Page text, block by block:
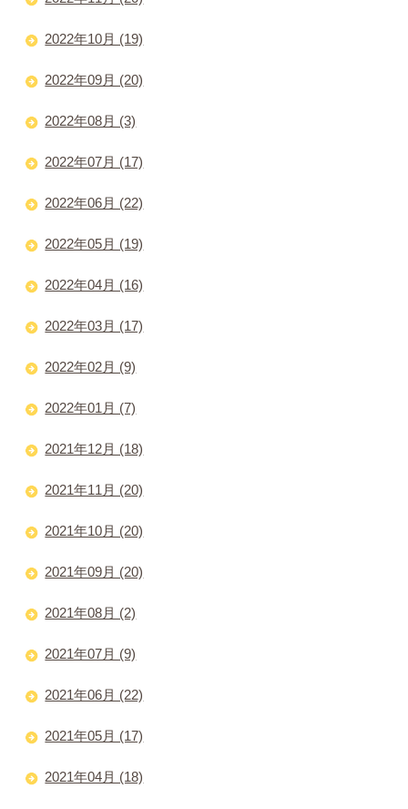
2022年10月 (19)
2022年09月 (20)
2022年08月 (3)
2022年07月 (17)
2022年06月 (22)
2022年05月 (19)
2022年04月 (16)
2022年03月 (17)
2022年02月 (9)
2022年01月 (7)
2021年12月 (18)
2021年11月 (20)
2021年10月 (20)
2021年09月 (20)
2021年08月 (2)
2021年07月 (9)
2021年06月 (22)
2021年05月 (17)
2021年04月 (18)